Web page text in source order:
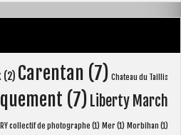
(2) Carentan (7) Chateau du Taillis
(7) Liberty March
collectif de photographe (1) Mer (1) Morbihan (1)